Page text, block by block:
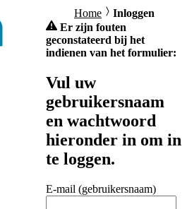
Home
Inloggen
Er zijn fouten
geconstateerd bij het
indienen van het formulier:
Vul uw
gebruikersnaam
en wachtwoord
hieronder in om in
te loggen.
E-mail (gebruikersnaam)